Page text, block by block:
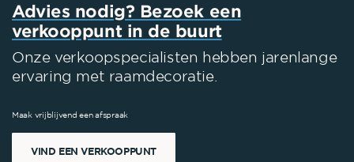
Advies nodig? Bezoek een
verkooppunt in de buurt
Onze verkoopspecialisten hebben jarenlange
ervaring met raamdecoratie.
Maak vrijblijvend een afspraak
VIND EEN VERKOOPPUNT